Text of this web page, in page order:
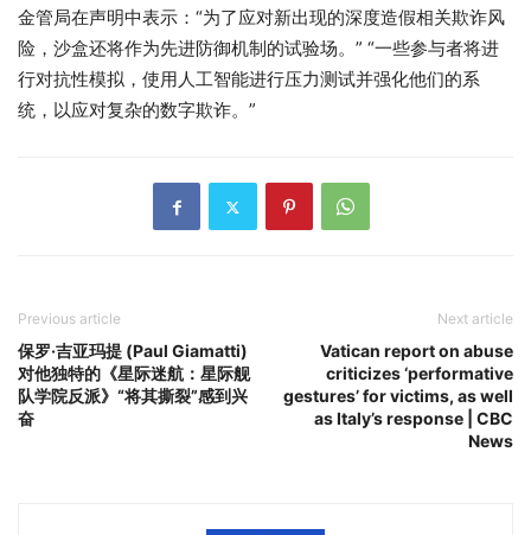
金管局在声明中表示：“为了应对新出现的深度造假相关欺诈风
险，沙盒还将作为先进防御机制的试验场。” “一些参与者将进
行对抗性模拟，使用人工智能进行压力测试并强化他们的系
统，以应对复杂的数字欺诈。”
Previous article
保罗·吉亚玛提 (Paul Giamatti)
对他独特的《星际迷航：星际舰
队学院反派》“将其撕裂”感到兴
奋
Next article
Vatican report on abuse
criticizes ‘performative
gestures’ for victims, as well
as Italy’s response | CBC
News